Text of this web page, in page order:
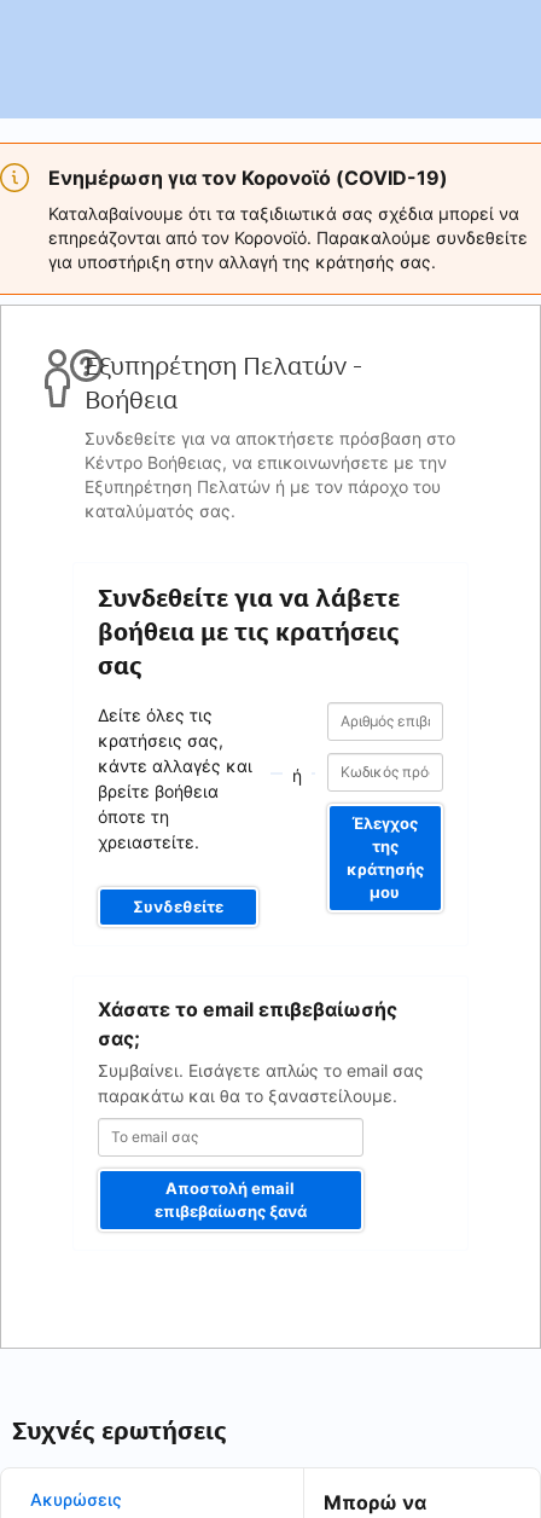
Ενημέρωση για τον Κορονοϊό (COVID-19)
Καταλαβαίνουμε ότι τα ταξιδιωτικά σας σχέδια μπορεί να
επηρεάζονται από τον Κορονοϊό. Παρακαλούμε συνδεθείτε
για υποστήριξη στην αλλαγή της κράτησής σας.
Εξυπηρέτηση Πελατών -
Βοήθεια
Συνδεθείτε για να αποκτήσετε πρόσβαση στο
Κέντρο Βοήθειας, να επικοινωνήσετε με την
Εξυπηρέτηση Πελατών ή με τον πάροχο του
καταλύματός σας.
Συνδεθείτε για να λάβετε
βοήθεια με τις κρατήσεις
σας
Δείτε όλες τις
κρατήσεις σας,
κάντε αλλαγές και
βρείτε βοήθεια
όποτε τη
χρειαστείτε.
Συνδεθείτε
ή
Αριθμός
επιβεβαίωσης
Αριθμός
επιβεβαίωσης
Έλεγχος
της
κράτησής
μου
Χάσατε το email επιβεβαίωσής
σας;
Συμβαίνει. Εισάγετε απλώς το email σας
παρακάτω και θα το ξαναστείλουμε.
email
Αποστολή email
επιβεβαίωσης ξανά
Συχνές ερωτήσεις
Ακυρώσεις
Μπορώ να